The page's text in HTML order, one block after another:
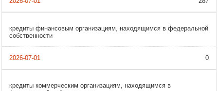
кредиты финансовым организациям, находящимся в федеральной
собственности
0
кредиты коммерческим организациям, находящимся в